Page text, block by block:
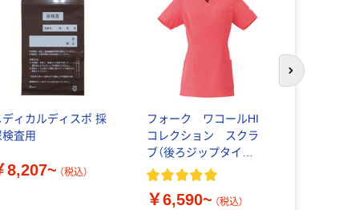
ディカルディスポ 採
検査用
8,207~ （税込）
フォーク ワコールHI
コレクション スクラ
ブ（後ろジップタイ
プ） HI700
￥6,590~ （税込）
次のスライド